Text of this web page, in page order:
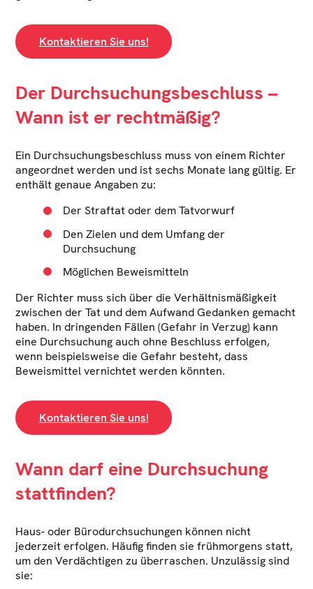
Kontaktieren Sie uns!
Der Durchsuchungsbeschluss –
Wann ist er rechtmäßig?
Ein Durchsuchungsbeschluss muss von einem Richter
angeordnet werden und ist sechs Monate lang gültig. Er
enthält genaue Angaben zu:
Der Straftat oder dem Tatvorwurf
Den Zielen und dem Umfang der
Durchsuchung
Möglichen Beweismitteln
Der Richter muss sich über die Verhältnismäßigkeit
zwischen der Tat und dem Aufwand Gedanken gemacht
haben. In dringenden Fällen (Gefahr in Verzug) kann
eine Durchsuchung auch ohne Beschluss erfolgen,
wenn beispielsweise die Gefahr besteht, dass
Beweismittel vernichtet werden könnten.
Kontaktieren Sie uns!
Wann darf eine Durchsuchung
stattfinden?
Haus- oder Bürodurchsuchungen können nicht
jederzeit erfolgen. Häufig finden sie frühmorgens statt,
um den Verdächtigen zu überraschen. Unzulässig sind
sie: